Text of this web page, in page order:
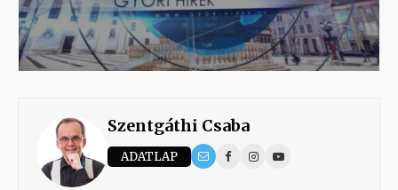
Szentgáthi Csaba
ADATLAP